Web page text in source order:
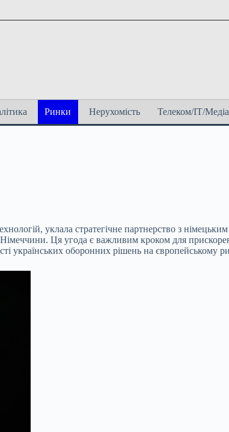
Ринки Нерухомість Телеком/ІТ/
уклала стратегічне партнерство з
Німеччини. Ця угода є важливим кроком для
українських оборонних рішень на європейському